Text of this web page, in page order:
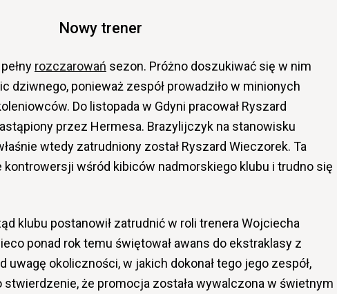
Nowy trener
rozczarowań sezon. Próżno doszukiwać się w nim
dziwnego, ponieważ zespół prowadziło w minionych
Do listopada w Gdyni pracował Ryszard
przez Hermesa. Brazylijczyk na stanowisku
wtedy zatrudniony został Ryszard Wieczorek. Ta
kontrowersji wśród kibiców nadmorskiego klubu i trudno się
klubu postanowił zatrudnić w roli trenera Wojciecha
ponad rok temu świętował awans do ekstraklasy z
uwagę okoliczności, w jakich dokonał tego jego zespół,
stwierdzenie, że promocja została wywalczona w świetnym